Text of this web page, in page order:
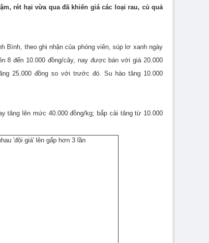
rét hại vừa qua đã khiến giá các loại rau, củ quả
Bình, theo ghi nhận của phóng viên, súp lơ xanh ngày
8 đến 10.000 đồng/cây, nay được bán với giá 20.000
25.000 đồng so với trước đó. Su hào tăng 10.000
tăng lên mức 40.000 đồng/kg; bắp cải tăng từ 10.000